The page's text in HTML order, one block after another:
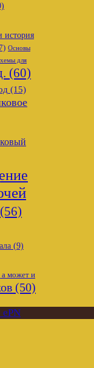
история
Основы
для
(60)
(15)
(56)
(9)
а может и
(50)